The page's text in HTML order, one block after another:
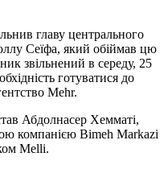
главу центрального
Сеїфа, який обіймав цю
звільнений в середу, 25
готуватися до
Mehr.
Абдолнасер Хемматі,
компанією Bimeh Markazi
Melli.